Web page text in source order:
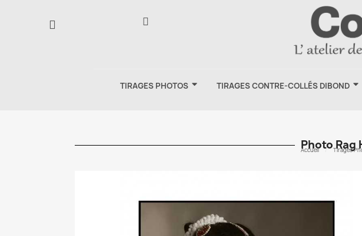
TIRAGES PHOTOS TIRAGES CONTRE-COLLÉS DIBOND
Photo Rag
Accueil Tirages